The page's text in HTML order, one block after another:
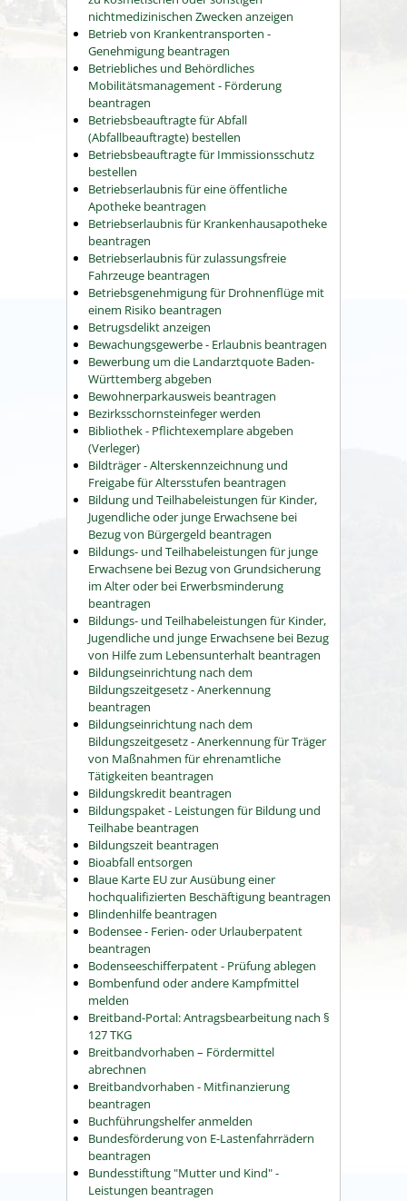
nichtmedizinischen Zwecken anzeigen
Betrieb von Krankentransporten -
Genehmigung beantragen
Betriebliches und Behördliches
Mobilitätsmanagement - Förderung
beantragen
Betriebsbeauftragte für Abfall
(Abfallbeauftragte) bestellen
Betriebsbeauftragte für Immissionsschutz
bestellen
Betriebserlaubnis für eine öffentliche
Apotheke beantragen
Betriebserlaubnis für Krankenhausapotheke
beantragen
Betriebserlaubnis für zulassungsfreie
Fahrzeuge beantragen
Betriebsgenehmigung für Drohnenflüge mit
einem Risiko beantragen
Betrugsdelikt anzeigen
Bewachungsgewerbe - Erlaubnis beantragen
Bewerbung um die Landarztquote Baden-
Württemberg abgeben
Bewohnerparkausweis beantragen
Bezirksschornsteinfeger werden
Bibliothek - Pflichtexemplare abgeben
(Verleger)
Bildträger - Alterskennzeichnung und
Freigabe für Altersstufen beantragen
Bildung und Teilhabeleistungen für Kinder,
Jugendliche oder junge Erwachsene bei
Bezug von Bürgergeld beantragen
Bildungs- und Teilhabeleistungen für junge
Erwachsene bei Bezug von Grundsicherung
im Alter oder bei Erwerbsminderung
beantragen
Bildungs- und Teilhabeleistungen für Kinder,
Jugendliche und junge Erwachsene bei Bezug
von Hilfe zum Lebensunterhalt beantragen
Bildungseinrichtung nach dem
Bildungszeitgesetz - Anerkennung
beantragen
Bildungseinrichtung nach dem
Bildungszeitgesetz - Anerkennung für Träger
von Maßnahmen für ehrenamtliche
Tätigkeiten beantragen
Bildungskredit beantragen
Bildungspaket - Leistungen für Bildung und
Teilhabe beantragen
Bildungszeit beantragen
Bioabfall entsorgen
Blaue Karte EU zur Ausübung einer
hochqualifizierten Beschäftigung beantragen
Blindenhilfe beantragen
Bodensee - Ferien- oder Urlauberpatent
beantragen
Bodenseeschifferpatent - Prüfung ablegen
Bombenfund oder andere Kampfmittel
melden
Breitband-Portal: Antragsbearbeitung nach §
127 TKG
Breitbandvorhaben – Fördermittel
abrechnen
Breitbandvorhaben - Mitfinanzierung
beantragen
Buchführungshelfer anmelden
Bundesförderung von E-Lastenfahrrädern
beantragen
Bundesstiftung "Mutter und Kind" -
Leistungen beantragen